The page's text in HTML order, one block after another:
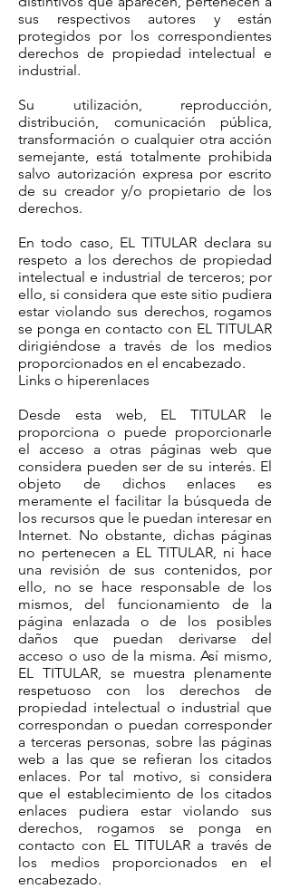
sus respectivos autores y están
protegidos por los correspondientes
derechos de propiedad intelectual e
industrial.
Su utilización, reproducción,
distribución, comunicación pública,
transformación o cualquier otra acción
semejante, está totalmente prohibida
salvo autorización expresa por escrito
de su creador y/o propietario de los
derechos.
En todo caso, EL TITULAR declara su
respeto a los derechos de propiedad
intelectual e industrial de terceros; por
ello, si considera que este sitio pudiera
estar violando sus derechos, rogamos
se ponga en contacto con EL TITULAR
dirigiéndose a través de los medios
proporcionados en el encabezado.
Links o hiperenlaces
Desde esta web, EL TITULAR le
proporciona o puede proporcionarle
el acceso a otras páginas web que
considera pueden ser de su interés. El
objeto de dichos enlaces es
meramente el facilitar la búsqueda de
los recursos que le puedan interesar en
Internet. No obstante, dichas páginas
no pertenecen a EL TITULAR, ni hace
una revisión de sus contenidos, por
ello, no se hace responsable de los
mismos, del funcionamiento de la
página enlazada o de los posibles
daños que puedan derivarse del
acceso o uso de la misma. Así mismo,
EL TITULAR, se muestra plenamente
respetuoso con los derechos de
propiedad intelectual o industrial que
correspondan o puedan corresponder
a terceras personas, sobre las páginas
web a las que se refieran los citados
enlaces. Por tal motivo, si considera
que el establecimiento de los citados
enlaces pudiera estar violando sus
derechos, rogamos se ponga en
contacto con EL TITULAR a través de
los medios proporcionados en el
encabezado.